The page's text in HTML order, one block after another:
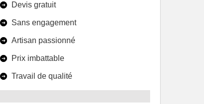
Devis gratuit
Sans engagement
Artisan passionné
Prix imbattable
Travail de qualité